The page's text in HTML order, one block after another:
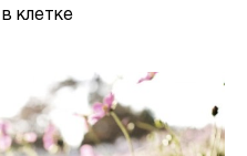
клетке